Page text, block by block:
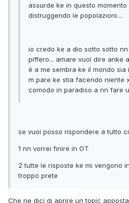
assurde ke in questo
distruggendo le popolazioni....
io credo ke a dio sotto sotto
piffero... amare vuol dire anke
è a me sembra ke il mondo sia
m pare ke stia facendo niente
comodo in paradiso a nn fare
se vuoi posso rispondere a tutto
1 nn vorrei finire in OT
2 tutte le risposte ke mi vengono
troppo prete
Che ne dici di aprire un topic